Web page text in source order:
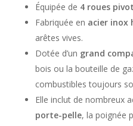
Équipée de 4 roues
Fabriquée en acier inox
arêtes vives.
Dotée d’un grand
bois ou la bouteille de
combustibles toujours
Elle inclut de nombreux
porte-pelle, la poignée